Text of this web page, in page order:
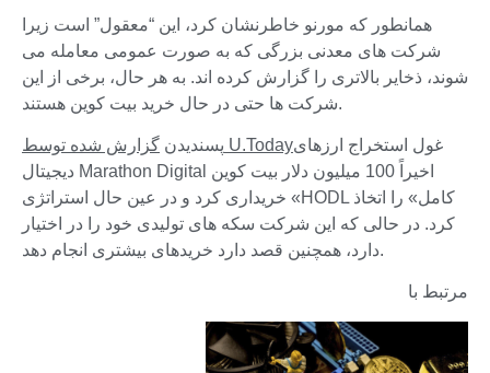
همانطور که مورنو خاطرنشان کرد، این “معقول” است زیرا
شرکت های معدنی بزرگی که به صورت عمومی معامله می
شوند، ذخایر بالاتری را گزارش کرده اند. به هر حال، برخی از این
شرکت ها حتی در حال خرید بیت کوین هستند.
پسندیدن گزارش شده توسط U.Todayغول استخراج ارزهای
دیجیتال Marathon Digital اخیراً 100 میلیون دلار بیت کوین
خریداری کرد و در عین حال استراتژی «HODL کامل» را اتخاذ
کرد. در حالی که این شرکت سکه های تولیدی خود را در اختیار
دارد، همچنین قصد دارد خریدهای بیشتری انجام دهد.
مرتبط با